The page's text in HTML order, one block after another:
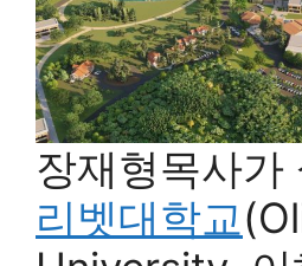
장재형목사가
리벳대학교